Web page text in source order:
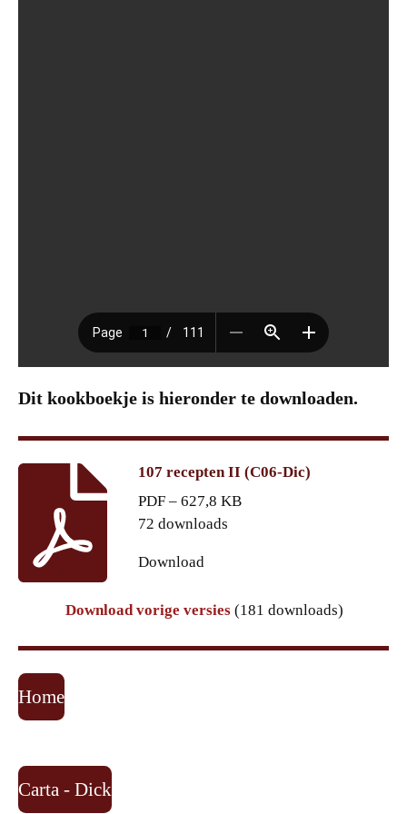
Dit kookboekje is hieronder te downloaden.
107 recepten II (C06-Dic)
PDF – 627,8 KB
72 downloads
Download
Download vorige versies (181 downloads)
Home
Carta - Dick